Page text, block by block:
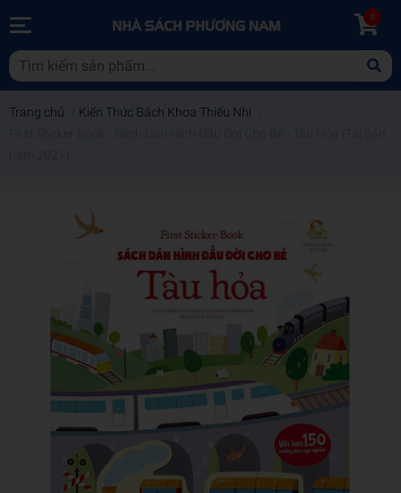
0
Trang chủ Kiến Thức Bách Khoa Thiếu Nhi